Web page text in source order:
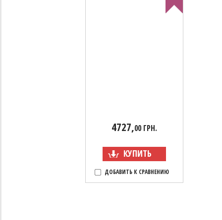
4727,00 ГРН.
КУПИТЬ
ДОБАВИТЬ К СРАВНЕНИЮ